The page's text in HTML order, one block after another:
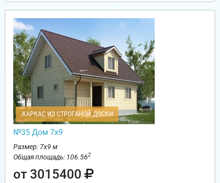
КАРКАС ИЗ СТРОГАНОЙ ДОСКИ
№35 Дом 7х9
Размер: 7х9 м
Общая площадь: 106.562
от 3015400